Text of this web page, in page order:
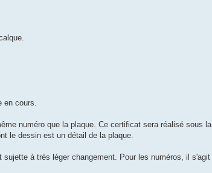
cours.
numéro que la plaque. Ce certificat sera réalisé sous
le dessin est un détail de la plaque.
à très léger changement. Pour les numéros, il